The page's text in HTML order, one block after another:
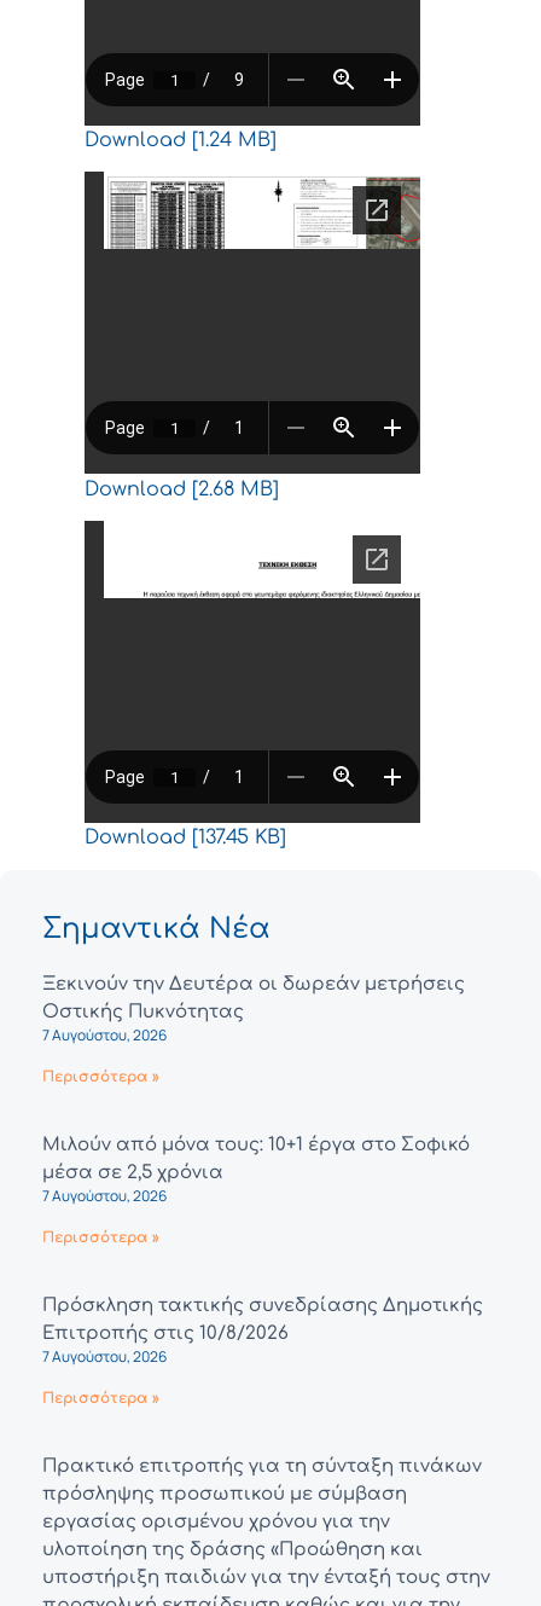
Download [1.24 MB]
Download [2.68 MB]
Download [137.45 KB]
Σημαντικά Νέα
Ξεκινούν την Δευτέρα οι δωρεάν μετρήσεις
Οστικής Πυκνότητας
7 Αυγούστου, 2026
Περισσότερα »
Μιλούν από μόνα τους: 10+1 έργα στο Σοφικό
μέσα σε 2,5 χρόνια
7 Αυγούστου, 2026
Περισσότερα »
Πρόσκληση τακτικής συνεδρίασης Δημοτικής
Επιτροπής στις 10/8/2026
7 Αυγούστου, 2026
Περισσότερα »
Πρακτικό επιτροπής για τη σύνταξη πινάκων
πρόσληψης προσωπικού με σύμβαση
εργασίας ορισμένου χρόνου για την
υλοποίηση της δράσης «Προώθηση και
υποστήριξη παιδιών για την ένταξή τους στην